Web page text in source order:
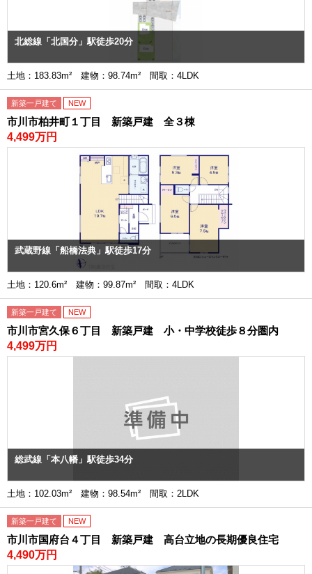
北総線「北国分」駅徒歩20分
土地：183.83m² 建物：98.74m² 間取：4LDK
新築一戸建て NEW
市川市柏井町１丁目 新築戸建 全３棟
4,499万円
武蔵野線「船橋法典」駅徒歩17分
土地：120.6m² 建物：99.87m² 間取：4LDK
新築一戸建て NEW
市川市宮久保６丁目 新築戸建 小・中学校徒歩８分圏内
4,499万円
総武線「本八幡」駅徒歩34分
土地：102.03m² 建物：98.54m² 間取：2LDK
新築一戸建て NEW
市川市国府台４丁目 新築戸建 高台立地の長期優良住宅
4,490万円